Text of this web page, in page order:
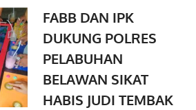
FABB DAN IPK
DUKUNG POLRES
PELABUHAN
BELAWAN SIKAT
HABIS JUDI TEMBAK